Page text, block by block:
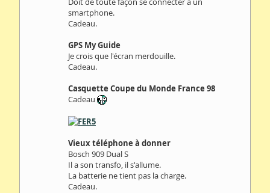
smartphone.
Cadeau.
GPS My Guide
Je crois que l'écran merdouille.
Cadeau.
Casquette Coupe du Monde France 98
Cadeau
Vieux téléphone à donner
Bosch 909 Dual S
Il a son transfo, il s'allume.
La batterie ne tient pas la charge.
Cadeau.